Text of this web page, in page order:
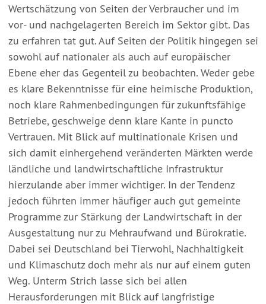
Wertschätzung von Seiten der Verbraucher und im
vor- und nachgelagerten Bereich im Sektor gibt. Das
zu erfahren tat gut. Auf Seiten der Politik hingegen sei
sowohl auf nationaler als auch auf europäischer
Ebene eher das Gegenteil zu beobachten. Weder gebe
es klare Bekenntnisse für eine heimische Produktion,
noch klare Rahmenbedingungen für zukunftsfähige
Betriebe, geschweige denn klare Kante in puncto
Vertrauen. Mit Blick auf multinationale Krisen und
sich damit einhergehend veränderten Märkten werde
ländliche und landwirtschaftliche Infrastruktur
hierzulande aber immer wichtiger. In der Tendenz
jedoch führten immer häufiger auch gut gemeinte
Programme zur Stärkung der Landwirtschaft in der
Ausgestaltung nur zu Mehraufwand und Bürokratie.
Dabei sei Deutschland bei Tierwohl, Nachhaltigkeit
und Klimaschutz doch mehr als nur auf einem guten
Weg. Unterm Strich lasse sich bei allen
Herausforderungen mit Blick auf langfristige